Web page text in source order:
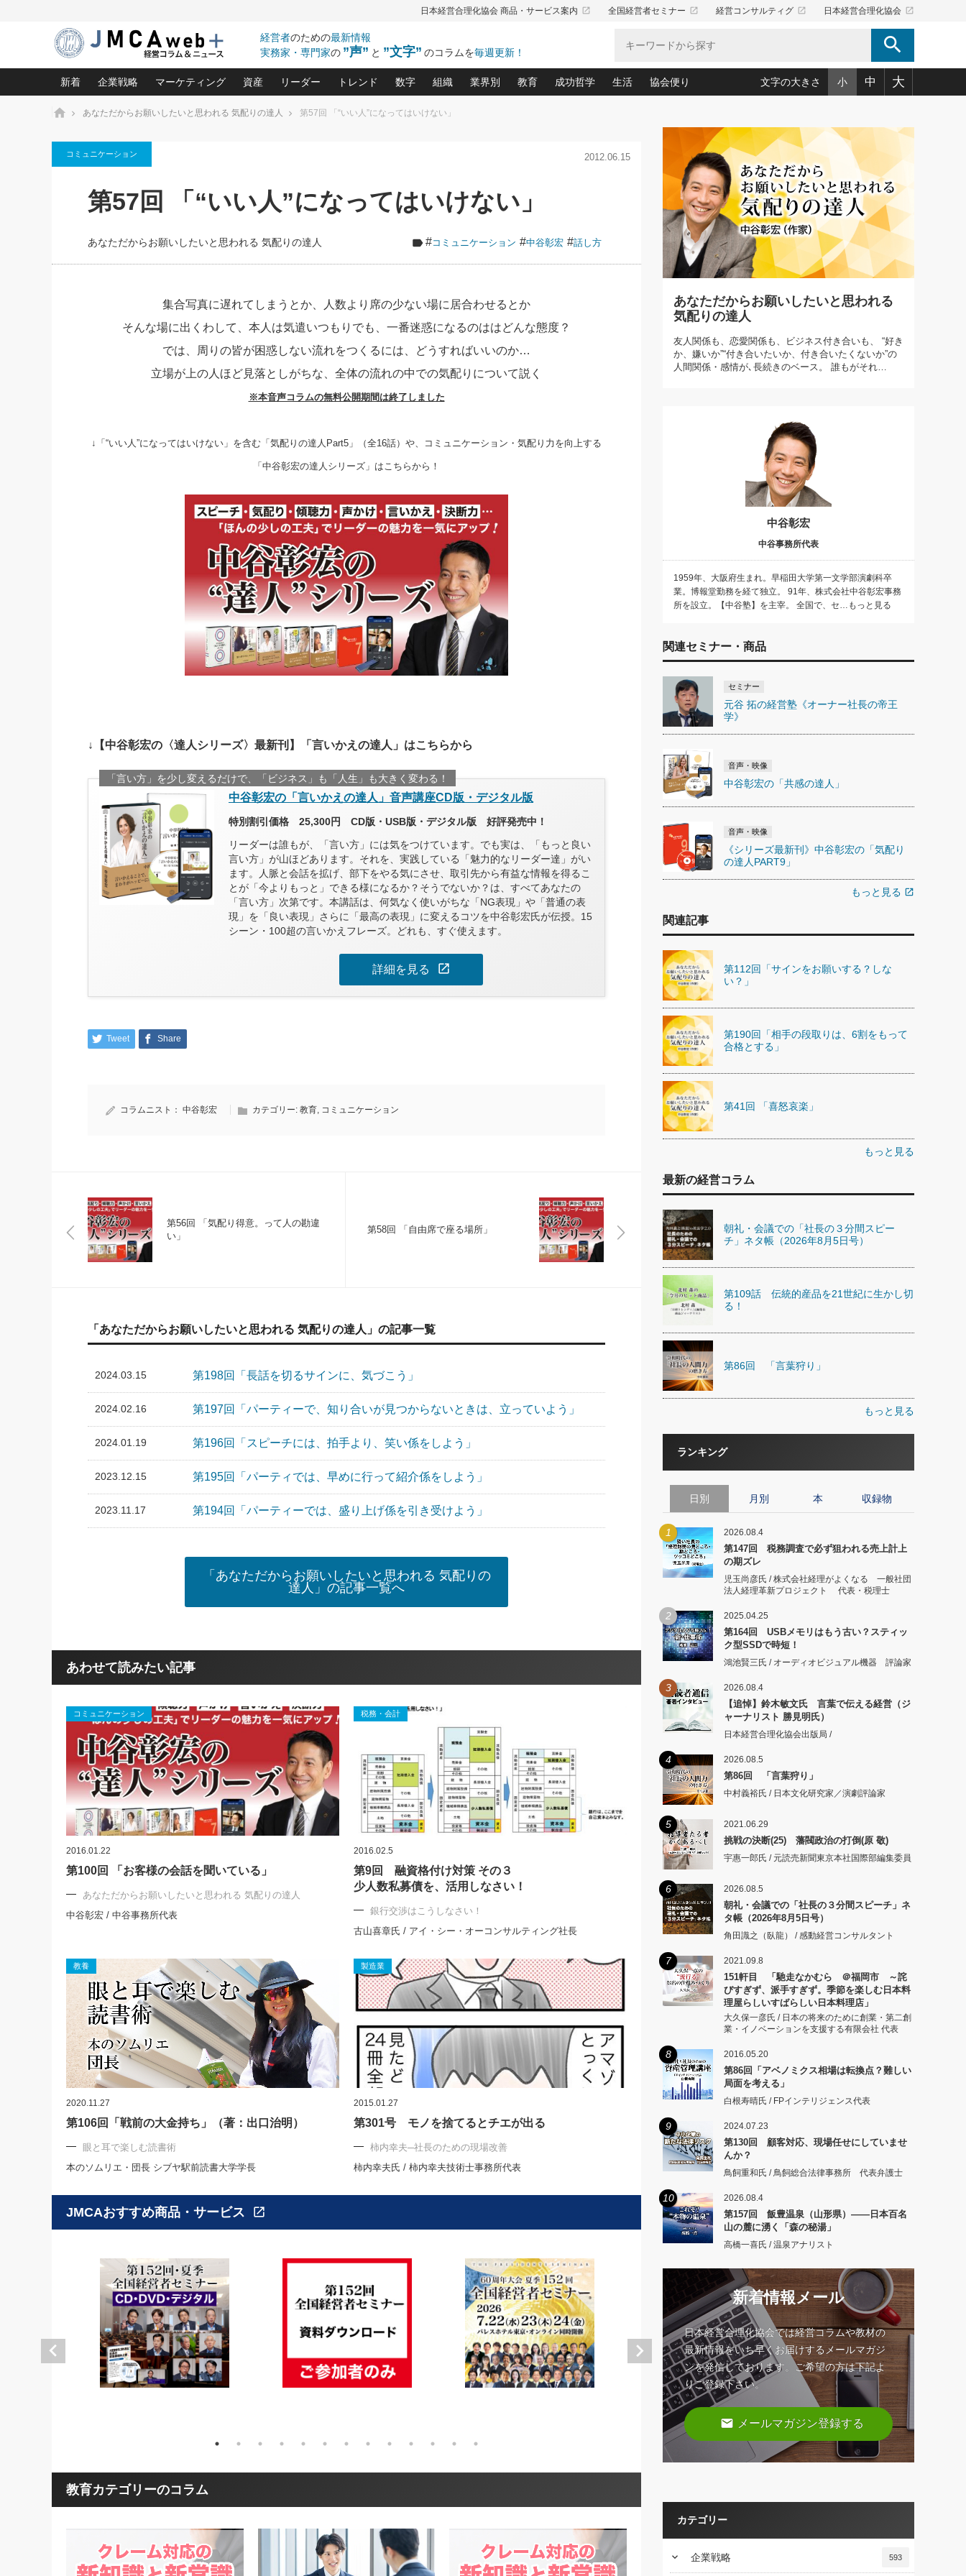
日本経営合理化協会 商品・サービス案内 launch 全国経営者セミナー launch 経営コンサルティグ launch 日本経営合理化協会 launch
経営者のための最新情報
実務家・専門家の ”声” と ”文字” のコラムを毎週更新！ search
新着
2026.08.5 2026.08.5 2026.08.5
【追悼】鈴木敏文氏 言葉で伝
える経営（ジャーナリスト 勝
見明氏）
もっとみる
企業戦略
中小企業の「１位づくり」戦略(96)
利益を最大化する「業務改善」横田尚哉氏(5)
強い会社を築く ビジネス・クリニック(240)
日本レーザー「人を大切にしながら利益を上げる経営」の極意
武器としてのM&A入門(3)
継続経営 百話百行(85)
野田久美子 香港ビジネス成功法(10)
マーケティング
ロングセラーの玉手箱(9)
は(5)
最高の自分を表現する 成功イメージ戦略(77)
資産
中国経済の最新動向(204)
事業承継の前に、決めておきたい、知っておきたい、やってお
会社と社長のための資産管理講座(95)
リーダー
ピョートル・F・グジバチの『経営戦略の新常識』(12)
朝礼・会議での「社長の３分間スピーチ」ネタ帳(159)
次もあなたにお願いしたいと思われる「一流の仕事術」(28)
社長の口ぐせ経営哲学(100)
社長の右腕をつくる 人と組織を動かす(200)
酒井英之の社長のビジョン実現道場(10)
トレンド
北村森の「今月のヒット商品」(109)
社長のメシの種 4.0(206)
数字
会社を守り抜くための緊急対策(100)
強い決算書の会社はココが違う！(36)
損益分岐点を下げる、Ｐ／Ｌ不況時代の新戦略(12)
賢い社長の「経理財務の見どころ・勘どころ・ツッコミどこ
ろ」(149)
銀行交渉はこうしなさい！(12)
組織
職場の生産性を下げるハラスメントの予防策(10)
賃金決定の定石(68)
顧客・社員・社会から支持される「ウェルビーイング経営入
門」(23)
業界別
大久保一彦の“流行る”お店の仕組みづくり(210)
柿内幸夫─社長のための現場改善(174)
教育
あなただからお願いしたいと思われる 気配りの達人(127)
クレーム対応の新知識と新常識(57)
デキル社員に育てる！ 社員教育の決め手(203)
東川鷹年の「中小企業の人育て」(38)
欧米資産家に学ぶ二世教育(100)
社長のための“全員営業”(30)
行動科学マネジメント(5)
成功哲学
中国哲学に学ぶ 不況は会社守成の好機(38)
令和時代の「社長の人間力の磨き方」(86)
先人の名句名言の教え 東洋思想に学ぶ経営学(132)
渡部昇一の「日本の指導者たち」(32)
経営に活かす“十八史略”(30)
生活
おのころ心平の ──社長のための「か・ら・だマネジメント」
(50)
デジタルＡＶを味方に！新・仕事術(180)
リーダー脳の鍛え方(32)
ワインを楽しむ基礎レッスン(12)
必読！社長が読むべき今月の4冊(88)
眼と耳で楽しむ読書術(162)
社長の「氣」(30)
米国スポーツ・ビジネスに学ぶ心理学(98)
高橋一喜の『これぞ！"本物の温泉"』(157)
協会便り
「愛読者通信」著者インタビュー(44)
ビジネス見聞録 経営ニュース(100)
作間信司の経営無形庵(けいえいむぎょうあん)(166)
経営セミナー情報局(1)
繁栄への着眼点 牟田太陽(76)
講話を聞いて学ぼう 実学・耳学・磨く「ミミガク」のすすめ
文字の大きさ 小 中 大
ホーム あなただからお願いしたいと思われる 気配りの達人 第57回 「“いい人”になってはいけない」
コミュニケーション 2012.06.15
第57回 「“いい人”になってはいけない」
あなただからお願いしたいと思われる 気配りの達人 #コミュニケーション #中谷彰宏 #話し方
集合写真に遅れてしまうとか、人数より席の少ない場に居合わせるとか
そんな場に出くわして、本人は気遣いつもりでも、一番迷惑になるのははどんな態度？
では、周りの皆が困惑しない流れをつくるには、どうすればいいのか…
立場が上の人ほど見落としがちな、全体の流れの中での気配りについて説く
※本音声コラムの無料公開期間は終了しました
↓「“いい人”になってはいけない」を含む「気配りの達人Part5」（全16話）や、コミュニケーション・気配り力を向上する
「中谷彰宏の達人シリーズ」はこちらから！
↓【中谷彰宏の〈達人シリーズ〉最新刊】「言いかえの達人」はこちらから
「言い方」を少し変えるだけで、「ビジネス」も「人生」も大きく変わる！
中谷彰宏の「言いかえの達人」音声講座CD版・デジタル版
特別割引価格 25,300円 CD版・USB版・デジタル版 好評発売中！
リーダーは誰もが、「言い方」には気をつけています。でも実は、「もっと良い
言い方」が山ほどあります。それを、実践している「魅力的なリーダー達」がい
ます。人脈と会話を拡げ、部下をやる気にさせ、取引先から有益な情報を得るこ
とが「今よりもっと」できる様になるか？そうでないか？は、すべてあなたの
「言い方」次第です。本講話は、何気なく使いがちな「NG表現」や「普通の表
現」を「良い表現」さらに「最高の表現」に変えるコツを中谷彰宏氏が伝授。15
シーン・100超の言いかえフレーズ。どれも、すぐ使えます。
詳細を見る open_in_new
Tweet Share
コラムニスト： 中谷彰宏 カテゴリー: 教育 コミュニケーション
第56回 「気配り得意。って人の勘違
い」
第58回 「自由席で座る場所」
「あなただからお願いしたいと思われる 気配りの達人」の記事一覧
2024.03.15 第198回「長話を切るサインに、気づこう」
2024.02.16 第197回「パーティーで、知り合いが見つからないときは、立っていよう」
2024.01.19 第196回「スピーチには、拍手より、笑い係をしよう」
2023.12.15 第195回「パーティでは、早めに行って紹介係をしよう」
2023.11.17 第194回「パーティーでは、盛り上げ係を引き受けよう」
「あなただからお願いしたいと思われる 気配りの
達人」の記事一覧へ
あわせて読みたい記事
コミュニケーション
2016.01.22
第100回 「お客様の会話を聞いている」
あなただからお願いしたいと思われる 気配りの達人
中谷彰宏 / 中谷事務所代表
税務・会計
2016.02.5
第9回 融資格付け対策 その３
少人数私募債を、活用しなさい！
銀行交渉はこうしなさい！
古山喜章氏 / アイ・シー・オーコンサルティング社長
教養
2020.11.27
第106回「戦前の大金持ち」（著：出口治明）
眼と耳で楽しむ読書術
本のソムリエ・団長 シブヤ駅前読書大学学長
製造業
2015.01.27
第301号 モノを捨てるとチエが出る
柿内幸夫─社長のための現場改善
柿内幸夫氏 / 柿内幸夫技術士事務所代表
JMCAおすすめ商品・サービス open_in_new
教育カテゴリーのコラム
あなただからお願いしたいと思われる
気配りの達人
友人関係も、恋愛関係も、ビジネス付き合いも、 “好き
か、嫌いか”“付き合いたいか、付き合いたくないか”の
人間関係・感情が､長続きのベース。 誰もがそれ…
中谷彰宏
中谷事務所代表
1959年、大阪府生まれ。早稲田大学第一文学部演劇科卒
業。博報堂勤務を経て独立。 91年、株式会社中谷彰宏事務
所を設立。【中谷塾】を主宰。 全国で、セ…もっと見る
関連セミナー・商品
セミナー
元谷 拓の経営塾《オーナー社長の帝王
学》
音声・映像
中谷彰宏の「共感の達人」
音声・映像
《シリーズ最新刊》中谷彰宏の「気配り
の達人PART9」
もっと見る open_in_new
関連記事
第112回「サインをお願いする？しな
い？」
第190回「相手の段取りは、6割をもって
合格とする」
第41回 「喜怒哀楽」
もっと見る
最新の経営コラム
朝礼・会議での「社長の３分間スピー
チ」ネタ帳（2026年8月5日号）
第109話 伝統的産品を21世紀に生かし切
る！
第86回 「言葉狩り」
もっと見る
ランキング
日別 月別 本 収録物
1 2026.08.4
第147回 税務調査で必ず狙われる売上計上
の期ズレ
児玉尚彦氏 / 株式会社経理がよくなる 一般社団
法人経理革新プロジェクト 代表・税理士
2 2025.04.25
第164回 USBメモリはもう古い？スティッ
ク型SSDで時短！
鴻池賢三氏 / オーディオビジュアル機器 評論家
3 2026.08.4
【追悼】鈴木敏文氏 言葉で伝える経営（ジ
ャーナリスト 勝見明氏）
日本経営合理化協会出版局 /
4 2026.08.5
第86回 「言葉狩り」
中村義裕氏 / 日本文化研究家／演劇評論家
5 2021.06.29
挑戦の決断(25) 藩閥政治の打倒(原 敬)
宇惠一郎氏 / 元読売新聞東京本社国際部編集委員
6 2026.08.5
朝礼・会議での「社長の３分間スピーチ」ネ
タ帳（2026年8月5日号）
角田識之（臥龍） / 感動経営コンサルタント
7 2021.09.8
151軒目 「馳走なかむら ＠福岡市 ～詫
びすぎず、派手すぎず。季節を楽しむ日本料
理屋らしいすばらしい日本料理店」
大久保一彦氏 / 日本の将来のために創業・第二創
業・イノベーションを支援する有限会社 代表
8 2016.05.20
第86回「アベノミクス相場は転換点？難しい
局面を考える」
白根寿晴氏 / FPインテリジェンス代表
9 2024.07.23
第130回 顧客対応、現場任せにしていませ
んか？
鳥飼重和氏 / 鳥飼総合法律事務所 代表弁護士
10 2026.08.4
第157回 飯豊温泉（山形県）――日本百名
山の麓に湧く「森の秘湯」
高橋一喜氏 / 温泉アナリスト
新着情報メール
日本経営合理化協会では経営コラムや教材の
最新情報をいち早くお届けするメールマガジ
ンを発信しております。ご希望の方は下記よ
りご登録下さい。
email メールマガジン登録する
カテゴリー
keyboard_arrow_down 企業戦略 593